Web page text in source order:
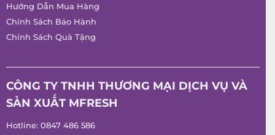
Hướng Dẫn Mua Hàng
Chính Sách Bảo Hành
Chính Sách Quà Tặng
CÔNG TY TNHH THƯƠNG MẠI DỊCH VỤ VÀ
SẢN XUẤT MFRESH
Hotline: 0847 486 586